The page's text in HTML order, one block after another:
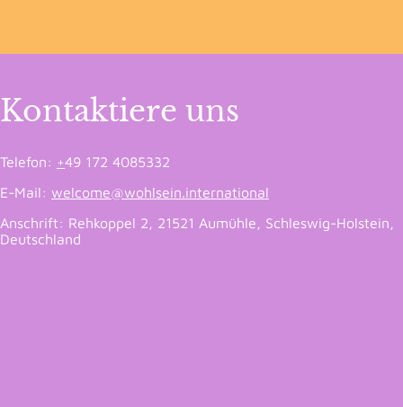
Kontaktiere uns
Telefon: +49 172 4085332
E-Mail: welcome@wohlsein.international
Anschrift: Rehkoppel 2, 21521 Aumühle, Schleswig-Holstein,
Deutschland